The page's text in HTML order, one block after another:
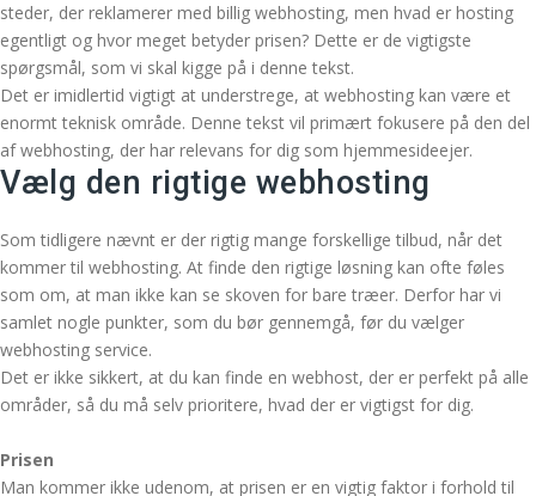
steder, der reklamerer med billig webhosting, men hvad er hosting
egentligt og hvor meget betyder prisen? Dette er de vigtigste
spørgsmål, som vi skal kigge på i denne tekst.
Det er imidlertid vigtigt at understrege, at webhosting kan være et
enormt teknisk område. Denne tekst vil primært fokusere på den del
af webhosting, der har relevans for dig som hjemmesideejer.
Vælg den rigtige webhosting
Som tidligere nævnt er der rigtig mange forskellige tilbud, når det
kommer til webhosting. At finde den rigtige løsning kan ofte føles
som om, at man ikke kan se skoven for bare træer. Derfor har vi
samlet nogle punkter, som du bør gennemgå, før du vælger
webhosting service.
Det er ikke sikkert, at du kan finde en webhost, der er perfekt på alle
områder, så du må selv prioritere, hvad der er vigtigst for dig.
Prisen
Man kommer ikke udenom, at prisen er en vigtig faktor i forhold til